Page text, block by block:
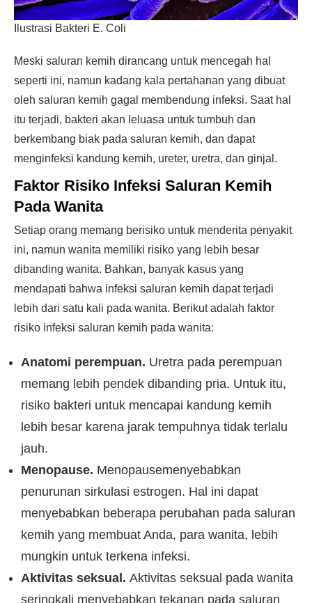
Ilustrasi Bakteri E. Coli
Meski saluran kemih dirancang untuk mencegah hal
seperti ini, namun kadang kala pertahanan yang dibuat
oleh saluran kemih gagal membendung infeksi. Saat hal
itu terjadi, bakteri akan leluasa untuk tumbuh dan
berkembang biak pada saluran kemih, dan dapat
menginfeksi kandung kemih, ureter, uretra, dan ginjal.
Faktor Risiko Infeksi Saluran Kemih
Pada Wanita
Setiap orang memang berisiko untuk menderita penyakit
ini, namun wanita memiliki risiko yang lebih besar
dibanding wanita. Bahkan, banyak kasus yang
mendapati bahwa infeksi saluran kemih dapat terjadi
lebih dari satu kali pada wanita. Berikut adalah faktor
risiko infeksi saluran kemih pada wanita:
Anatomi perempuan. Uretra pada perempuan
memang lebih pendek dibanding pria. Untuk itu,
risiko bakteri untuk mencapai kandung kemih
lebih besar karena jarak tempuhnya tidak terlalu
jauh.
Menopause. Menopausemenyebabkan
penurunan sirkulasi estrogen. Hal ini dapat
menyebabkan beberapa perubahan pada saluran
kemih yang membuat Anda, para wanita, lebih
mungkin untuk terkena infeksi.
Aktivitas seksual. Aktivitas seksual pada wanita
seringkali menyebabkan tekanan pada saluran